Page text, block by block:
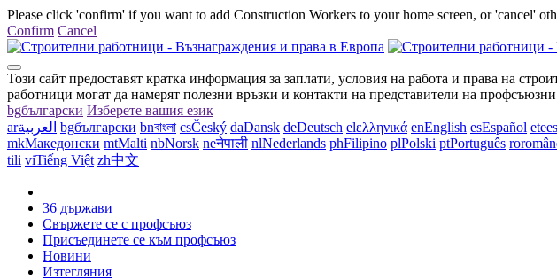
Please click 'confirm' if you want to add Construction Workers to your home screen, or 'cancel'
Confirm Cancel
Този сайт предоставят кратка информация за заплати, условия на работа и права на
работници могат да намерят полезни връзки и контакти на представители на
bgбългарски Изберете вашия език
arالعربية bgбългарски bnবাংলা csČeský daDansk deDeutsch elελληνικά enEnglish esEspañol et
mkМакедонски mtMalti nbNorsk neनेपाली nlNederlands phFilipino plPolski ptPortuguês ro
tili viTiếng Việt zh中文
36 държави
Свържете се с профсъюз
Присъединете се към профсъюз
Новини
Изтегляния